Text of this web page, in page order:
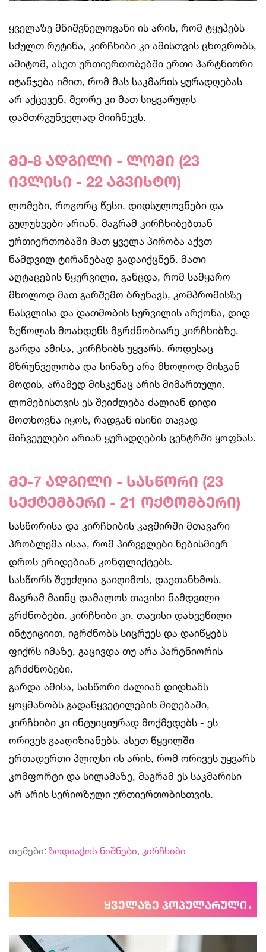
ყველაზე მნიშვნელოვანი ის არის, რომ ტყუპებს
სძულთ რუტინა, კირჩხიბი კი ამისთვის ცხოვრობს,
ამიტომ, ასეთ ურთიერთობებში ერთი პარტნიორი
იტანჯება იმით, რომ მას საკმარის ყურადღებას
არ აქცევენ, მეორე კი მათ სიყვარულს
დამთრგუნველად მიიჩნევს.
მე-8 ადგილი - ლომი (23
ივლისი - 22 აგვისტო)
ლომები, როგორც წესი, დიდსულოვნები და
გულუხვები არიან, მაგრამ კირჩხიბებთან
ურთიერთობაში მათ ყველა პირობა აქვთ
ნამდვილ ტირანებად გადაიქცნენ. მათი
აღტაცების წყურვილი, განცდა, რომ სამყარო
მხოლოდ მათ გარშემო ბრუნავს, კომპრომისზე
წასვლისა და დათმობის სურვილის არქონა, დიდ
ზეწოლას მოახდენს მგრძნობიარე კირჩხიბზე.
გარდა ამისა, კირჩხიბს უყვარს, როდესაც
მზრუნველობა და სინაზე არა მხოლოდ მისგან
მოდის, არამედ მისკენაც არის მიმართული.
ლომებისთვის ეს შეიძლება ძალიან დიდი
მოთხოვნა იყოს, რადგან ისინი თავად
მიჩვეულები არიან ყურადღების ცენტრში ყოფნას.
მე-7 ადგილი - სასწორი (23
სექტემბერი - 21 ოქტომბერი)
სასწორისა და კირჩხიბის კავშირში მთავარი
პრობლემა ისაა, რომ პირველები ნებისმიერ
დროს ერიდებიან კონფლიქტებს.
სასწორს შეუძლია გაიღიმოს, დაეთანხმოს,
მაგრამ მაინც დამალოს თავისი ნამდვილი
გრძნობები. კირჩხიბი კი, თავისი დახვეწილი
ინტუიციით, იგრძნობს სიცრუეს და დაიწყებს
ფიქრს იმაზე, გაცივდა თუ არა პარტნიორის
გრძძნობები.
გარდა ამისა, სასწორი ძალიან დიდხანს
ყოყმანობს გადაწყვეტილების მიღებაში,
კირჩხიბი კი ინტუიციურად მოქმედებს - ეს
ორივეს გააღიზიანებს. ასეთ წყვილში
ერთადერთი პლიუსი ის არის, რომ ორივეს უყვარს
კომფორტი და სილამაზე, მაგრამ ეს საკმარისი
არ არის სერიოზული ურთიერთობისთვის.
თემები: ზოდიაქოს ნიშნები, კირჩხიბი
ყველაზე პოპულარული